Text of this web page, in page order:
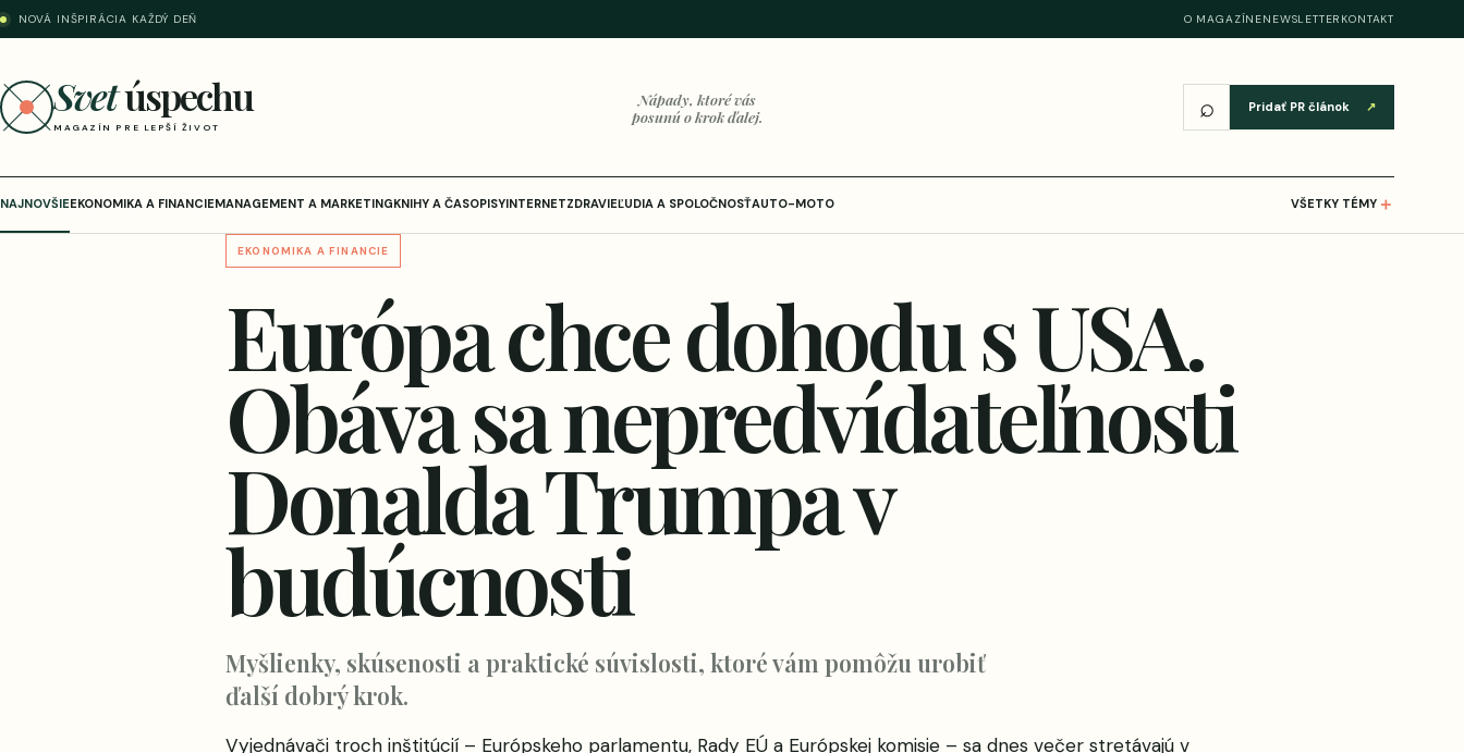
NOVÁ INŠPIRÁCIA KAŽDÝ DEŇ O MAGAZÍNENEWSLETTER KONTAKT
Svetúspechu
MAGAZÍN PRE LEPŠÍ ŽIVOT
Nápady, ktoré vás
posunú o krok ďalej.
⌕ Pridať PR článok ↗
NAJNOVŠIEEKONOMIKA A FINANCIEMANAGEMENT A MARKETINGKNIHY A ČASOPISYINTERNETZDRAVIEĽUDIA A SPOLOČNOSŤAUTO-MOTO VŠETKY TÉMY ＋
EKONOMIKA A FINANCIE
Európa chce dohodu s USA.
Obáva sa nepredvídateľnosti
Donalda Trumpa v
budúcnosti
Myšlienky, skúsenosti a praktické súvislosti, ktoré vám pomôžu urobiť
ďalší dobrý krok.
Vyjednávači troch inštitúcií – Európskeho parlamentu, Rady EÚ a Európskej komisie – sa dnes večer stretávajú v